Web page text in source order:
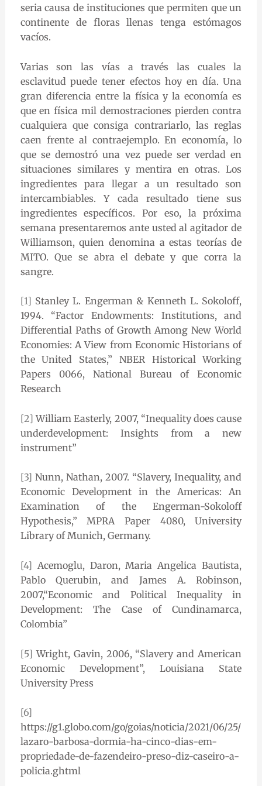
seria causa de instituciones que permiten que un
continente de floras llenas tenga estómagos
vacíos.
Varias son las vías a través las cuales la
esclavitud puede tener efectos hoy en día. Una
gran diferencia entre la física y la economía es
que en física mil demostraciones pierden contra
cualquiera que consiga contrariarlo, las reglas
caen frente al contraejemplo. En economía, lo
que se demostró una vez puede ser verdad en
situaciones similares y mentira en otras. Los
ingredientes para llegar a un resultado son
intercambiables. Y cada resultado tiene sus
ingredientes específicos. Por eso, la próxima
semana presentaremos ante usted al agitador de
Williamson, quien denomina a estas teorías de
MITO. Que se abra el debate y que corra la
sangre.
[1] Stanley L. Engerman & Kenneth L. Sokoloff,
1994. “Factor Endowments: Institutions, and
Differential Paths of Growth Among New World
Economies: A View from Economic Historians of
the United States,” NBER Historical Working
Papers 0066, National Bureau of Economic
Research
[2] William Easterly, 2007, “Inequality does cause
underdevelopment: Insights from a new
instrument”
[3] Nunn, Nathan, 2007. “Slavery, Inequality, and
Economic Development in the Americas: An
Examination of the Engerman-Sokoloff
Hypothesis,” MPRA Paper 4080, University
Library of Munich, Germany.
[4] Acemoglu, Daron, Maria Angelica Bautista,
Pablo Querubin, and James A. Robinson,
2007,“Economic and Political Inequality in
Development: The Case of Cundinamarca,
Colombia”
[5] Wright, Gavin, 2006, “Slavery and American
Economic Development”, Louisiana State
University Press
[6]
https://g1.globo.com/go/goias/noticia/2021/06/25/
lazaro-barbosa-dormia-ha-cinco-dias-em-
propriedade-de-fazendeiro-preso-diz-caseiro-a-
policia.ghtml